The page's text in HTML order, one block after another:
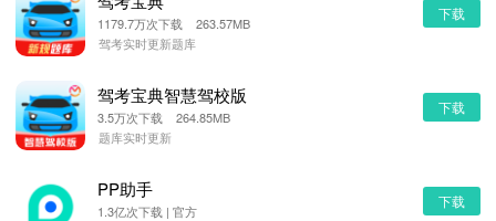
1179.7万次下载 263.57MB
驾考实时更新题库
下载
驾考宝典智慧驾校版
3.5万次下载 264.85MB
题库实时更新
下载
PP助手
1.3亿次下载 | 官方
下载